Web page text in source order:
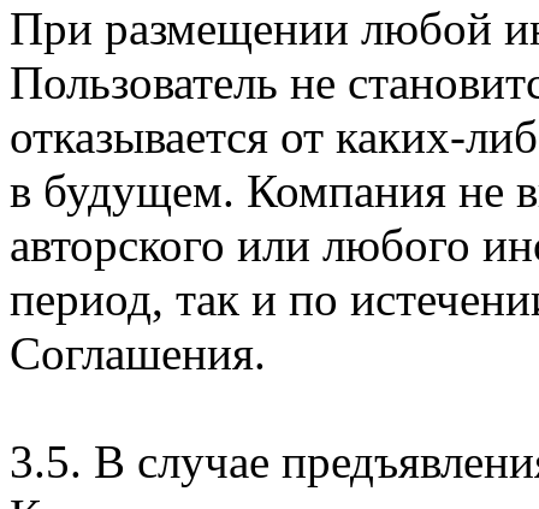
При размещении любой
Пользователь не
отказывается от каких-
в будущем. Компания не
авторского или любого
период, так и по
Соглашения.
3.5. В случае